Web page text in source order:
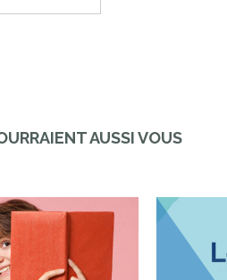
AUSSI VOUS